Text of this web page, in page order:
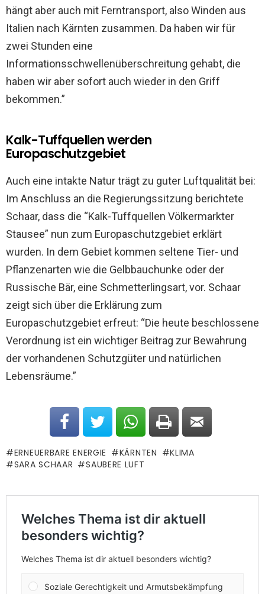
hängt aber auch mit Ferntransport, also Winden aus
Italien nach Kärnten zusammen. Da haben wir für
zwei Stunden eine
Informationsschwellenüberschreitung gehabt, die
haben wir aber sofort auch wieder in den Griff
bekommen.”
Kalk-Tuffquellen werden
Europaschutzgebiet
Auch eine intakte Natur trägt zu guter Luftqualität bei:
Im Anschluss an die Regierungssitzung berichtete
Schaar, dass die “Kalk-Tuffquellen Völkermarkter
Stausee” nun zum Europaschutzgebiet erklärt
wurden. In dem Gebiet kommen seltene Tier- und
Pflanzenarten wie die Gelbbauchunke oder der
Russische Bär, eine Schmetterlingsart, vor. Schaar
zeigt sich über die Erklärung zum
Europaschutzgebiet erfreut: “Die heute beschlossene
Verordnung ist ein wichtiger Beitrag zur Bewahrung
der vorhandenen Schutzgüter und natürlichen
Lebensräume.”
ERNEUERBARE ENERGIE KÄRNTEN
KLIMA
SARA SCHAAR
SAUBERE LUFT